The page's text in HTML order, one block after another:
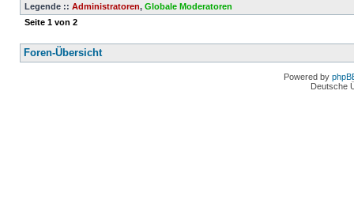
Legende :: Administratoren, Globale Moderatoren
Seite 1 von 2
Foren-Übersicht
Powered by
Deutsche